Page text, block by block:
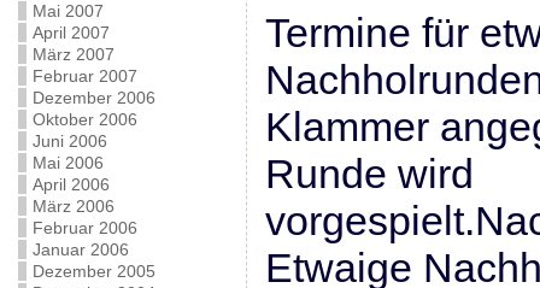
Mai 2007
April 2007
März 2007
Februar 2007
Dezember 2006
Oktober 2006
Juni 2006
Mai 2006
April 2006
März 2006
Februar 2006
Januar 2006
Dezember 2005
Termine für
Klammer
Runde wird
Etwaige